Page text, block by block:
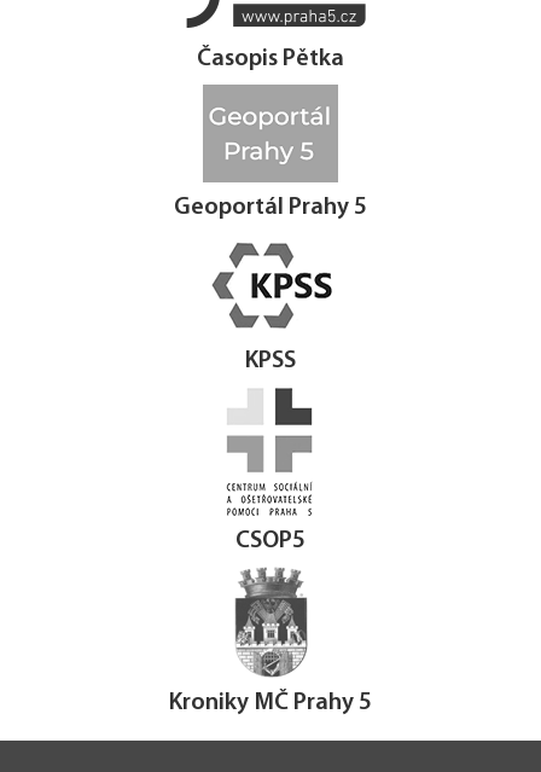
Časopis Pětka
Geoportál Prahy 5
KPSS
CSOP5
Kroniky MČ Prahy 5